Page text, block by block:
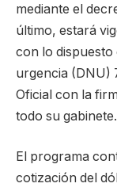
mediante el
último, estará
con lo dispuesto
urgencia (DNU)
Oficial con la
todo su gabinete.
El programa
cotización del